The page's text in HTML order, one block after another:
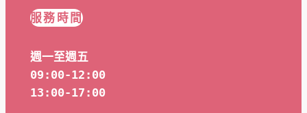
服務時間
週一至週五
09:00-12:00
13:00-17:00